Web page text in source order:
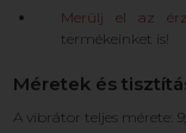
Merülj el az
termékeinket is!
Méretek és
A vibrátor teljes mérete: